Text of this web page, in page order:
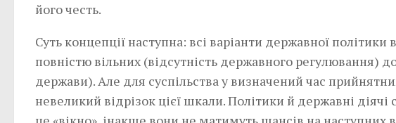
його честь.
Суть концепції наступна: всі варіанти державної
повністю вільних (відсутність державного регулювання)
держави). Але для суспільства у визначений час
невеликий відрізок цієї шкали. Політики й державні